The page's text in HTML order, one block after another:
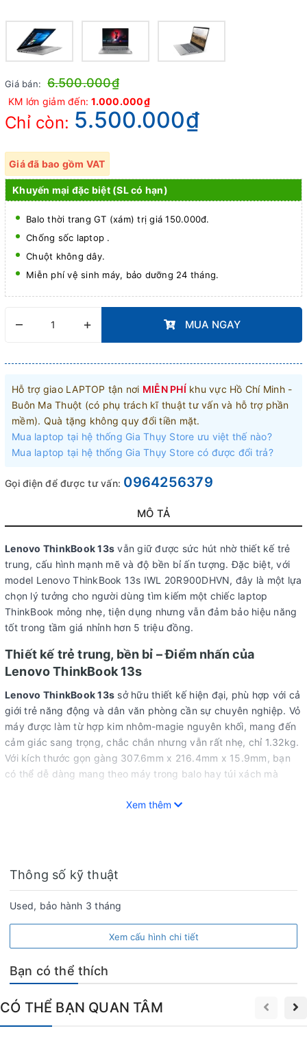
Giá bán: 6.500.000₫
KM lớn giảm đến:1.000.000₫
Chỉ còn: 5.500.000₫
Giá đã bao gồm VAT
Khuyến mại đặc biệt (SL có hạn)
Balo thời trang GT (xám) trị giá 150.000đ.
Chống sốc laptop .
Chuột không dây.
Miễn phí vệ sinh máy, bảo dưỡng 24 tháng.
– + MUA NGAY
Hỗ trợ giao LAPTOP tận nơi MIỄN PHÍ khu vực Hồ Chí Minh -
Buôn Ma Thuột (có phụ trách kĩ thuật tư vấn và hỗ trợ phần
mềm). Quà tặng không quy đổi tiền mặt.
Mua laptop tại hệ thống Gia Thụy Store ưu việt thế nào?
Mua laptop tại hệ thống Gia Thụy Store có được đổi trả?
Gọi điện để được tư vấn: 0964256379
MÔ TẢ
Lenovo ThinkBook 13s vẫn giữ được sức hút nhờ thiết kế trẻ
trung, cấu hình mạnh mẽ và độ bền bỉ ấn tượng. Đặc biệt, với
model Lenovo ThinkBook 13s IWL 20R900DHVN, đây là một lựa
chọn lý tưởng cho người dùng tìm kiếm một chiếc laptop
ThinkBook mỏng nhẹ, tiện dụng nhưng vẫn đảm bảo hiệu năng
tốt trong tầm giá nhỉnh hơn 5 triệu đồng.
Thiết kế trẻ trung, bền bỉ – Điểm nhấn của
Lenovo ThinkBook 13s
Lenovo ThinkBook 13s sở hữu thiết kế hiện đại, phù hợp với cả
giới trẻ năng động và dân văn phòng cần sự chuyên nghiệp. Vỏ
máy được làm từ hợp kim nhôm-magie nguyên khối, mang đến
cảm giác sang trọng, chắc chắn nhưng vẫn rất nhẹ, chỉ 1.32kg.
Với kích thước gọn gàng 307.6mm x 216.4mm x 15.9mm, bạn
có thể dễ dàng mang theo máy trong balo hay túi xách mà
Xem thêm
Thông số kỹ thuật
Used, bảo hành 3 tháng
Xem cấu hình chi tiết
Bạn có thể thích
CÓ THỂ BẠN QUAN TÂM